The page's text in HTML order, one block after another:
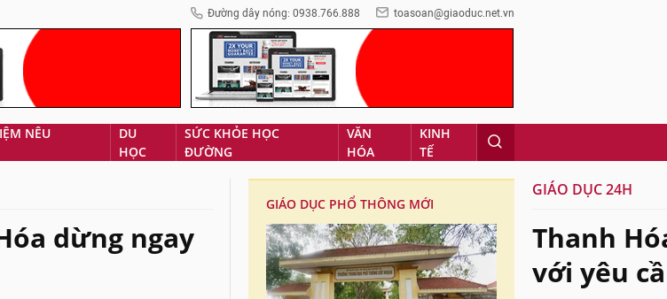
Đường dây nóng: 0938.766.888 toasoan@giaoduc.net.vn
NÊU
DU
HỌC
SỨC KHỎE HỌC
ĐƯỜNG
VĂN
HÓA
KINH
TẾ
dừng ngay
GIÁO DỤC PHỔ THÔNG MỚI
GIÁO DỤC 24H
Thanh
với yêu